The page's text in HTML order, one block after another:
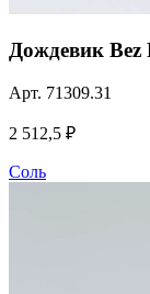
Дождевик Bez
Арт. 71309.31
2 512,5 ₽
Соль